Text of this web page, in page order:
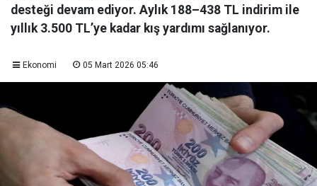
desteği devam ediyor. Aylık 188–438 TL indirim ile
yıllık 3.500 TL’ye kadar kış yardımı sağlanıyor.
Ekonomi 05 Mart 2026 05:46